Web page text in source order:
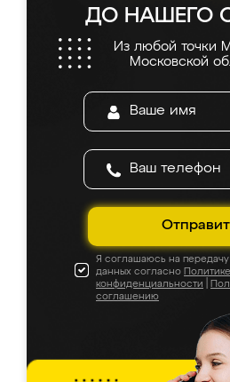
ДО НАШЕГО
Из любой точки
Московской
Я соглашаюсь на
данных согласно Политике
конфиденциальности
соглашению